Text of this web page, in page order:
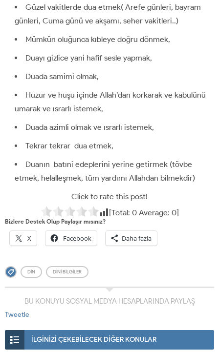
Güzel vakitlerde dua etmek( Arefe günleri, bayram
günleri, Cuma günü ve akşamı, seher vakitleri..)
Mümkün oluğunca kıbleye doğru dönmek,
Duayı gizlice yani hafif sesle yapmak,
Duada samimi olmak,
Huzur ve huşu içinde Allah’dan korkarak ve kabulünü
umarak ve ısrarlı istemek,
Duada azimli olmak ve ısrarlı istemek,
Tekrar tekrar dua etmek,
Duanın batıni edeplerini yerine getirmek (tövbe
etmek, helalleşmek, tüm yardımı Allahdan bilmekdir)
Click to rate this post!
[Total: 0Average: 0]
Bizlere Destek Olup Paylaşır mısınız?
X Facebook Daha fazla
DIN DINI BILGILER
BU KONUYU SOSYAL MEDYA HESAPLARINDA PAYLAŞ
Tweetle
İLGİNİZİ ÇEKEBİLECEK DİĞER KONULAR